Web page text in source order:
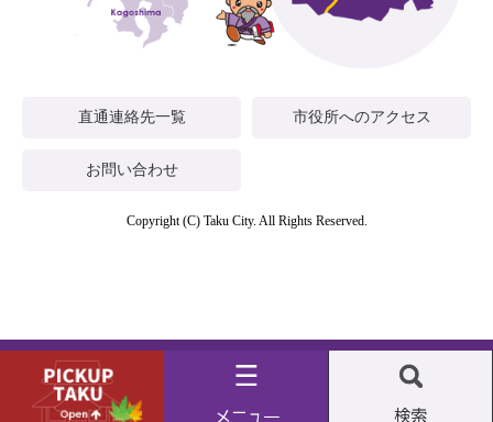
Pickup
直通連絡先一覧 市役所へのアクセス
お問い合わせ
Copyright (C) Taku City. All Rights Reserved.